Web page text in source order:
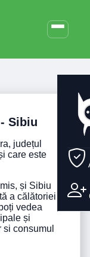
Sibiu
județul
care este
și Sibiu
a călătoriei
vedea
și
consumul